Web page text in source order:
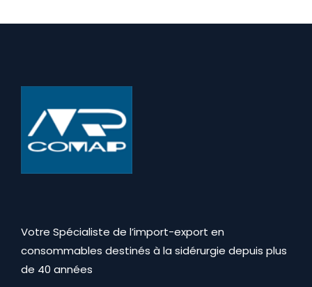
Votre Spécialiste de l’import-export en
consommables destinés à la sidérurgie depuis plus
de 40 années